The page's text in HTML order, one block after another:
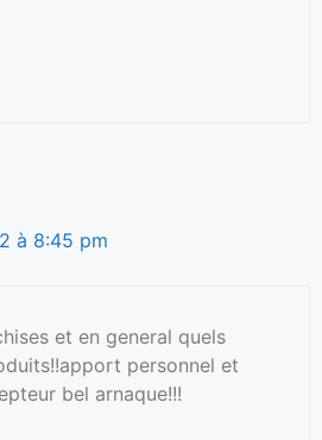
à 8:45 pm
et en general quels
personnel et
bel arnaque!!!